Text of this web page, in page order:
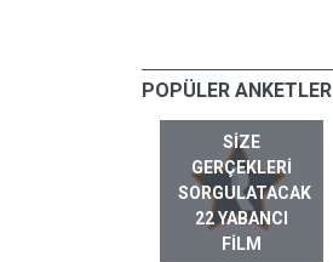
POPÜLER ANKETLER
SIZE
GERÇEKLERI
SORGULATACAK
22 YABANCI
FILM